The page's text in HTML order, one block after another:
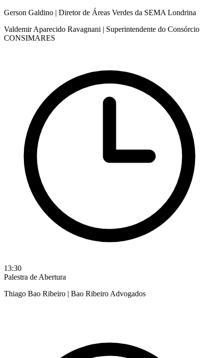
Gerson Galdino | Diretor de Áreas Verdes da SEMA Londrina
Valdemir Aparecido Ravagnani | Superintendente do Consórcio
CONSIMARES
13:30
Palestra de Abertura
Thiago Bao Ribeiro | Bao Ribeiro Advogados